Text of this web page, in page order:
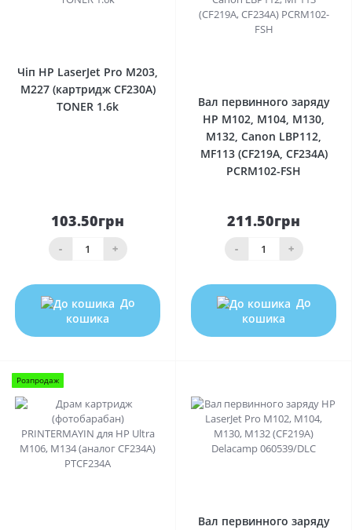
Чіп HP LaserJet Pro M203,
M227 (картридж CF230A)
TONER 1.6k
103.50грн
- +
До
кошика
Вал первинного заряду
HP M102, M104, M130,
M132, Canon LBP112,
MF113 (CF219A, CF234A)
PCRM102-FSH
211.50грн
- +
До
кошика
Розпродаж
Вал первинного заряду